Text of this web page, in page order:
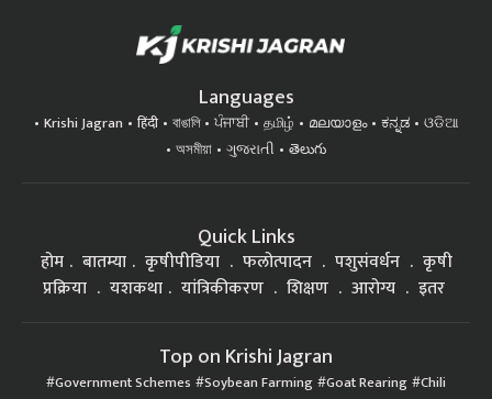
Languages
Krishi Jagran हिंदी বাঙালি ਪੰਜਾਬੀ தமிழ் മലയാളം ಕನ್ನಡ
ଓଡିଆ
অসমীয়া
ગુજરાતી తెలుగు
Quick Links
होम बातम्या कृषीपीडिया फलोत्पादन पशुसंवर्धन
कृषी
प्रक्रिया
यशकथा यांत्रिकीकरण शिक्षण आरोग्य इतर
Top on Krishi Jagran
Government Schemes Soybean Farming Goat Rearing Chili